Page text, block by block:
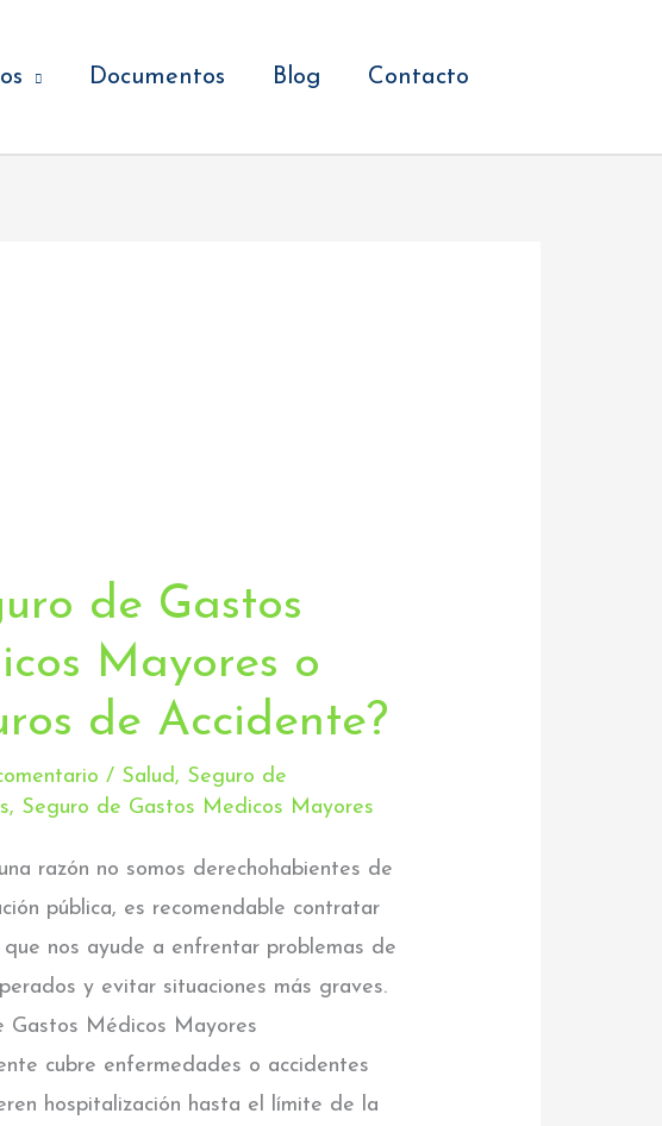
Documentos Blog Contacto
de Gastos
Mayores o
de Accidente?
/ Salud, Seguro de
, Seguro de Gastos Medicos Mayores
razón no somos derechohabientes de
pública, es recomendable contratar
que nos ayude a enfrentar problemas de
y evitar situaciones más graves.
Gastos Médicos Mayores
cubre enfermedades o accidentes
hospitalización hasta el límite de la